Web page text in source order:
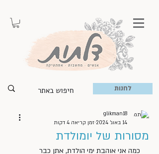
לחנות
מסורות של יומולדת
glikman18
14 באוג׳ 2024
זמן קריאה 4 דקות
כמה אני אוהבת ימי הולדת, אתן כבר